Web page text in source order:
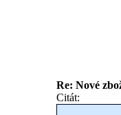
Re: Nové
Citát: